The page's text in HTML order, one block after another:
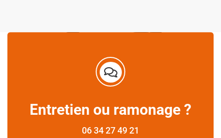
Entretien ou ramonage ?
06 34 27 49 21